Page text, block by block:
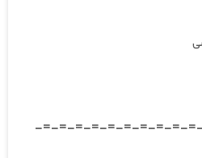
-=-=-=-=-=-=-=-=-=-